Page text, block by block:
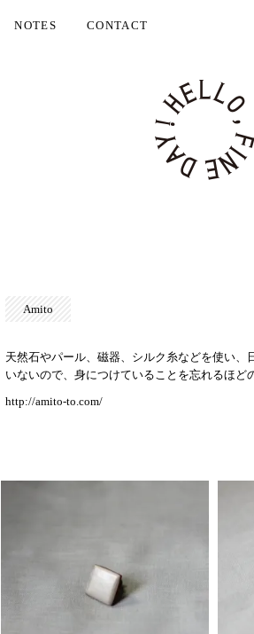
NOTES CONTACT
Amito
天然石やパール、磁器、シルク糸などを使い
いないので、身につけていることを忘れるほど
http://amito-to.com/